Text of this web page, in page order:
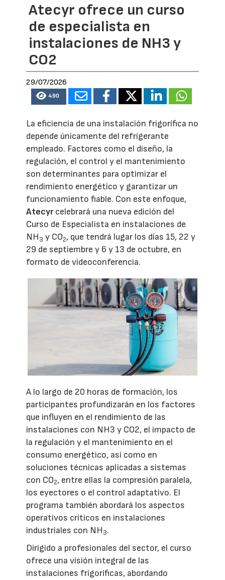
Atecyr ofrece un curso
de especialista en
instalaciones de NH3 y
CO2
29/07/2026
490
La eficiencia de una instalación frigorífica no
depende únicamente del refrigerante
empleado. Factores como el diseño, la
regulación, el control y el mantenimiento
son determinantes para optimizar el
rendimiento energético y garantizar un
funcionamiento fiable. Con este enfoque,
Atecyrcelebrará una nueva edición del
Curso de Especialista en instalaciones de
NH3 y CO2, que tendrá lugar los días 15, 22 y
29 de septiembre y 6 y 13 de octubre, en
formato de videoconferencia.
A lo largo de 20 horas de formación, los
participantes profundizarán en los factores
que influyen en el rendimiento de las
instalaciones con NH3 y CO2, el impacto de
la regulación y el mantenimiento en el
consumo energético, así como en
soluciones técnicas aplicadas a sistemas
con CO2, entre ellas la compresión paralela,
los eyectores o el control adaptativo. El
programa también abordará los aspectos
operativos críticos en instalaciones
industriales con NH3.
Dirigido a profesionales del sector, el curso
ofrece una visión integral de las
instalaciones frigoríficas, abordando